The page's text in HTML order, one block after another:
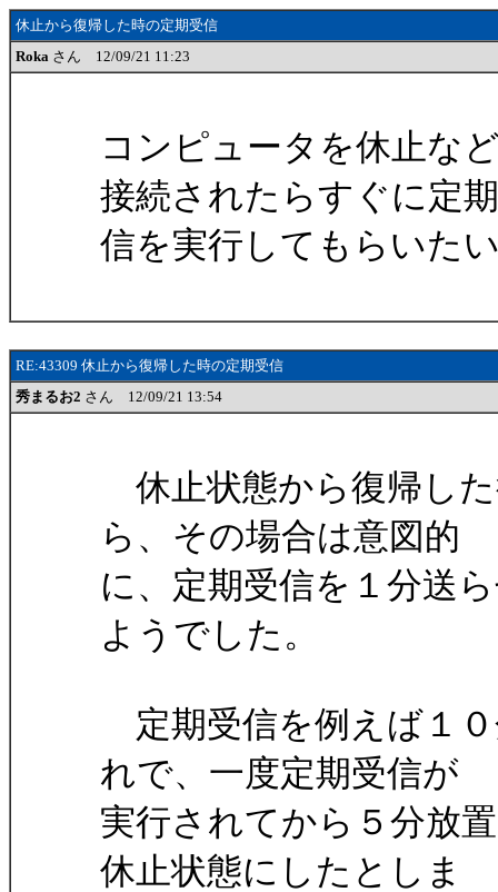
休止から復帰した時の定期受信
Roka さん 12/09/21 11:23
コンピュータを休止な
接続されたらすぐに定
信を実行してもらいた
RE:43309 休止から復帰した時の定期受信
秀まるお2 さん 12/09/21 13:54
休止状態から復帰し
ら、その場合は意図的
に、定期受信を１分送
ようでした。
定期受信を例えば１
れで、一度定期受信が
実行されてから５分放
休止状態にしたとしま